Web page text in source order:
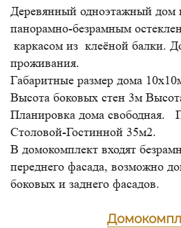
Деревянный одноэтажный дом
панорамно-безрамным
каркасом из клеёной балки.
проживания.
Габаритные размер дома
Высота боковых стен 3м
Планировка дома свободная.
Столовой-Гостинной 35м2.
В домокомплект входят
переднего фасада, возможно
боковых и заднего фасадов.